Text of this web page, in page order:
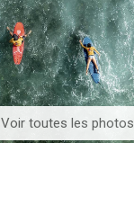
Voir toutes les photos